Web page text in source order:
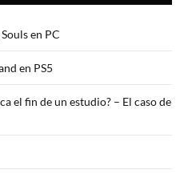
en PC
en PS5
el fin de un estudio? – El caso de